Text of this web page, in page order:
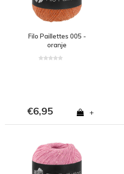
Filo Paillettes 005 -
oranje
€6,95 +